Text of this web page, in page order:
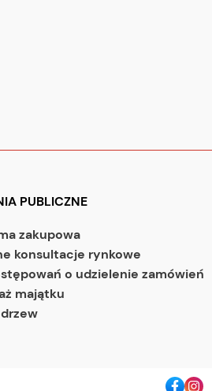
PUBLICZNE
zakupowa
konsultacje rynkowe
o udzielenie zamówień
majątku